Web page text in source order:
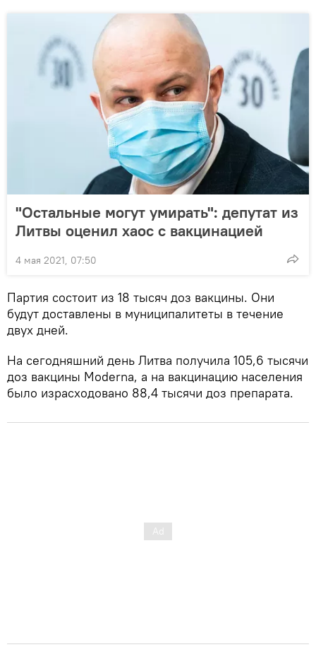
"Остальные могут умирать": депутат из
Литвы оценил хаос с вакцинацией
4 мая 2021, 07:50
Партия состоит из 18 тысяч доз вакцины. Они
будут доставлены в муниципалитеты в течение
двух дней.
На сегодняшний день Литва получила 105,6 тысячи
доз вакцины Moderna, а на вакцинацию населения
было израсходовано 88,4 тысячи доз препарата.